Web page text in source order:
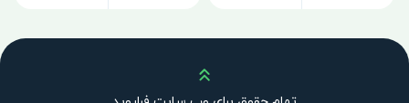
بالا